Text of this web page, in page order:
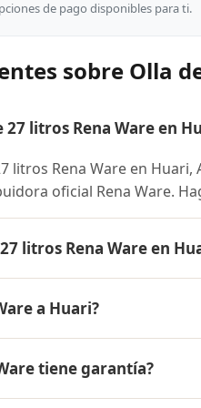
de pago disponibles para ti.
sobre Olla
litros Rena Ware en
litros Rena Ware en
oficial Rena Ware.
litros Rena Ware en
disponibles y
a Huari?
tiene garantía?